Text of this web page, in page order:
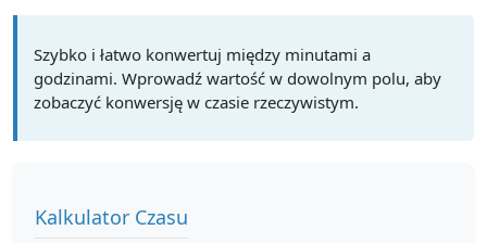
Szybko i łatwo konwertuj między minutami a
godzinami. Wprowadź wartość w dowolnym polu, aby
zobaczyć konwersję w czasie rzeczywistym.
Kalkulator Czasu